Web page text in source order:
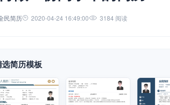
民简历 2020-04-24 16:49:00 3184 阅读
选简历模板